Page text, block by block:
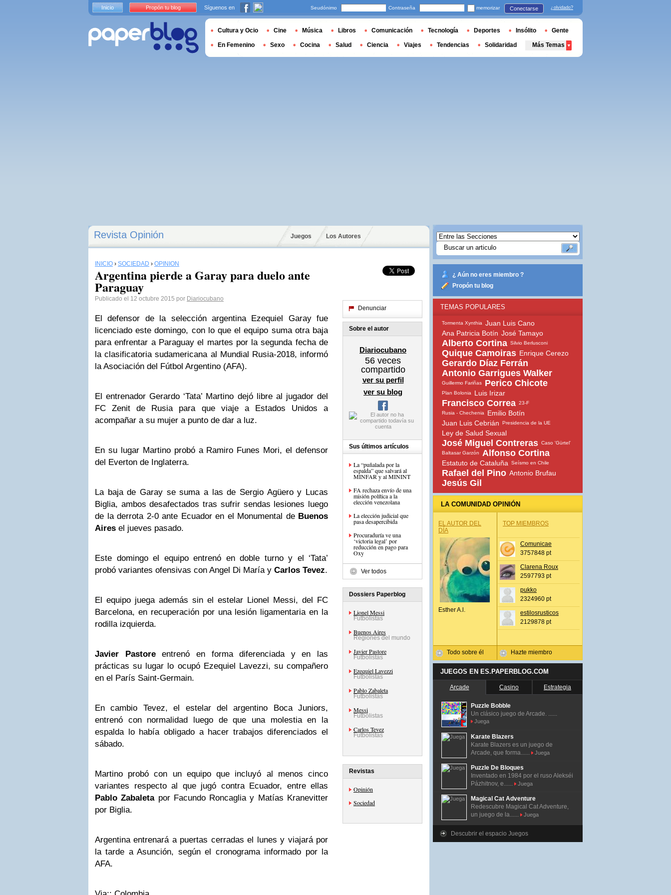
Revista Opinión Juegos Los Autores
INICIO › SOCIEDAD › OPINIÓN
Argentina pierde a Garay para duelo ante
Paraguay
Publicado el 12 octubre 2015 por Diariocubano
El defensor de la selección argentina Ezequiel Garay fue
licenciado este domingo, con lo que el equipo suma otra baja
para enfrentar a Paraguay el martes por la segunda fecha de
la clasificatoria sudamericana al Mundial Rusia-2018, informó
la Asociación del Fútbol Argentino (AFA).
El entrenador Gerardo ‘Tata’ Martino dejó libre al jugador del
FC Zenit de Rusia para que viaje a Estados Unidos a
acompañar a su mujer a punto de dar a luz.
En su lugar Martino probó a Ramiro Funes Mori, el defensor
del Everton de Inglaterra.
La baja de Garay se suma a las de Sergio Agüero y Lucas
Biglia, ambos desafectados tras sufrir sendas lesiones luego
de la derrota 2-0 ante Ecuador en el Monumental de Buenos
Aires el jueves pasado.
Este domingo el equipo entrenó en doble turno y el ‘Tata’
probó variantes ofensivas con Angel Di María y Carlos Tevez.
El equipo juega además sin el estelar Lionel Messi, del FC
Barcelona, en recuperación por una lesión ligamentaria en la
rodilla izquierda.
Javier Pastoreentrenó en forma diferenciada y en las
prácticas su lugar lo ocupó Ezequiel Lavezzi, su compañero
en el París Saint-Germain.
En cambio Tevez, el estelar del argentino Boca Juniors,
entrenó con normalidad luego de que una molestia en la
espalda lo había obligado a hacer trabajos diferenciados el
sábado.
Martino probó con un equipo que incluyó al menos cinco
variantes respecto al que jugó contra Ecuador, entre ellas
Pablo Zabaletapor Facundo Roncaglia y Matías Kranevitter
por Biglia.
Argentina entrenará a puertas cerradas el lunes y viajará por
la tarde a Asunción, según el cronograma informado por la
AFA.
Denunciar
Sobre el autor
Diariocubano
56 veces
compartido
ver su perfil
ver su blog
Sus últimos artículos
La “puñalada por la
espalda” que salvará al
MINFAR y al MININT
FA rechaza envío de una
misión política a la
elección venezolana
La elección judicial que
pasa desapercibida
Procuraduría ve una
‘victoria legal’ por
reducción en pago para
Oxy
Ver todos
Dossiers Paperblog
Lionel Messi
Futbolistas
Buenos Aires
Regiones del mundo
Javier Pastore
Futbolistas
Ezequiel Lavezzi
Futbolistas
Pablo Zabaleta
Futbolistas
Messi
Futbolistas
Carlos Tevez
Futbolistas
Revistas
Opinión
Sociedad
¿ Aún no eres miembro ?
Propón tu blog
TEMAS POPULARES
Tormenta Xynthia
Juan Luis Cano
Ana Patricia Botín José Tamayo
Alberto Cortina Silvio Berlusconi
Quique Camoiras Enrique Cerezo
Gerardo Díaz Ferrán
Antonio Garrigues Walker
Guillermo Fariñas Perico Chicote
Plan Bolonia Luis Irizar
Francisco Correa 23-F
Rusia - Chechenia
Emilio Botín
Juan Luis Cebrián
Presidencia de la UE
Ley de Salud Sexual
José Miguel Contreras Caso 'Gürtel'
Baltasar Garzón
Alfonso Cortina
Estatuto de Cataluña Seísmo en Chile
Rafael del Pino Antonio Brufau
Jesús Gil
LA COMUNIDAD OPINIÓN
EL AUTOR DEL
DÍA
Esther A.l.
Todo sobre él
TOP MIEMBROS
Comunicae
3757848 pt
Clarena Roux
2597793 pt
pukko
2324960 pt
estilosrusticos
2129878 pt
Hazte miembro
JUEGOS EN ES.PAPERBLOG.COM
Arcade Casino Estrategia
Puzzle Bobble
Un clásico juego de Arcade. ......
Juega
Karate Blazers
Karate Blazers es un juego de
Arcade, que forma......
Juega
Puzzle De Bloques
Inventado en 1984 por el ruso Alekséi
Pázhitnov, e......
Juega
Magical Cat Adventure
Redescubre Magical Cat Adventure,
un juego de la......
Juega
Descubrir el espacio Juegos
Inicio Propón tu blog Síguenos en Seudónimo Contraseña memorizar Conectarse ¿olvidado?
Cultura y Ocio Cine Música Libros Comunicación Tecnología Deportes Insólito Gente
En Femenino Sexo Cocina Salud Ciencia Viajes Tendencias Solidaridad Más Temas